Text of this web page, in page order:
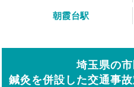
朝霞台駅
埼玉県の
鍼灸を併設した交通事